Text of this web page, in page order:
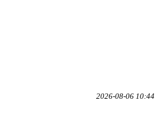
2026-08-06 10:44